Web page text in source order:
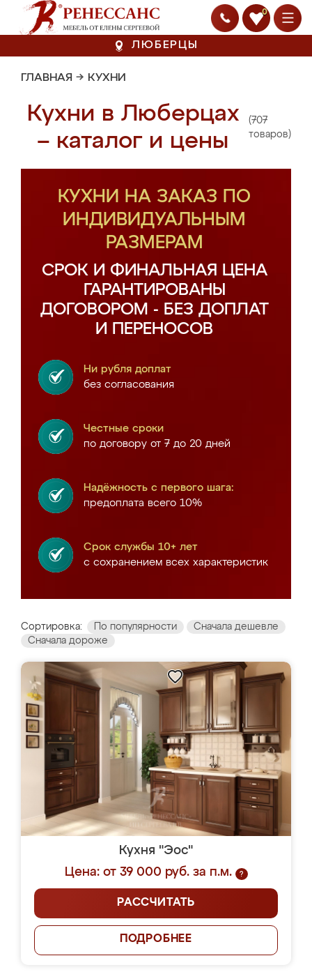
0
ЛЮБЕРЦЫ
ГЛАВНАЯ → КУХНИ
Кухни в Люберцах
– каталог и цены
(707
товаров)
КУХНИ НА ЗАКАЗ ПО
ИНДИВИДУАЛЬНЫМ
РАЗМЕРАМ
СРОК И ФИНАЛЬНАЯ ЦЕНА
ГАРАНТИРОВАНЫ
ДОГОВОРОМ - БЕЗ ДОПЛАТ
И ПЕРЕНОСОВ
Ни рубля доплат
без согласования
Честные сроки
по договору от 7 до 20 дней
Надёжность с первого шага:
предоплата всего 10%
Срок службы 10+ лет
с сохранением всех характеристик
Сортировка: По популярности
Сначала дешевле
Сначала дороже
Кухня "Эос"
Цена: от 39 000 руб. за п.м.
?
РАССЧИТАТЬ
ПОДРОБНЕЕ